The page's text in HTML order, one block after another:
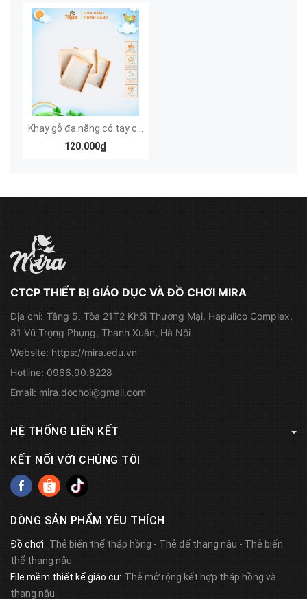
120.000₫
CTCP THIẾT BỊ GIÁO DỤC VÀ ĐỒ CHƠI MIRA
Địa chỉ: Tầng 5, Tòa 21T2 Khối Thương Mại, Hapulico Complex,
81 Vũ Trọng Phụng, Thanh Xuân, Hà Nội
Website: https://mira.edu.vn
Hotline: 0966.90.8228
Email: mira.dochoi@gmail.com
HỆ THỐNG LIÊN KẾT
KẾT NỐI VỚI CHÚNG TÔI
DÒNG SẢN PHẨM YÊU THÍCH
Đồ chơi: Thẻ biến thể tháp hồng - Thẻ đế thang nâu - Thẻ biến
thể thang nâu
File mềm thiết kế giáo cụ: Thẻ mở rộng kết hợp tháp hồng và
thang nâu